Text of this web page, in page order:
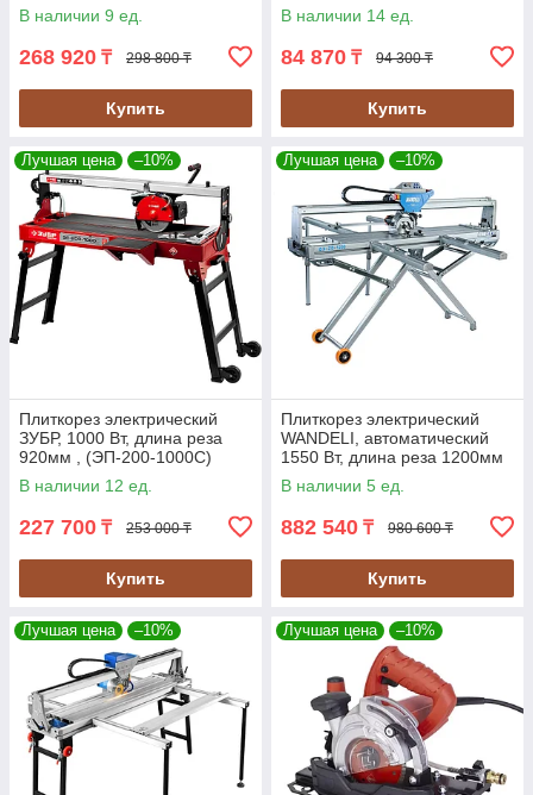
В наличии 9 ед.
268 920 ₸ 298 800 ₸
Купить
В наличии 14 ед.
84 870 ₸ 94 300 ₸
Купить
Лучшая цена –10%
Плиткорез электрический
ЗУБР, 1000 Вт, длина реза
920мм , (ЭП-200-1000С)
В наличии 12 ед.
227 700 ₸ 253 000 ₸
Купить
Лучшая цена –10%
Плиткорез электрический
WANDELI, автоматический
1550 Вт, длина реза 1200мм
(QX-ZD-1200)
В наличии 5 ед.
882 540 ₸ 980 600 ₸
Купить
Лучшая цена –10% Лучшая цена –10%